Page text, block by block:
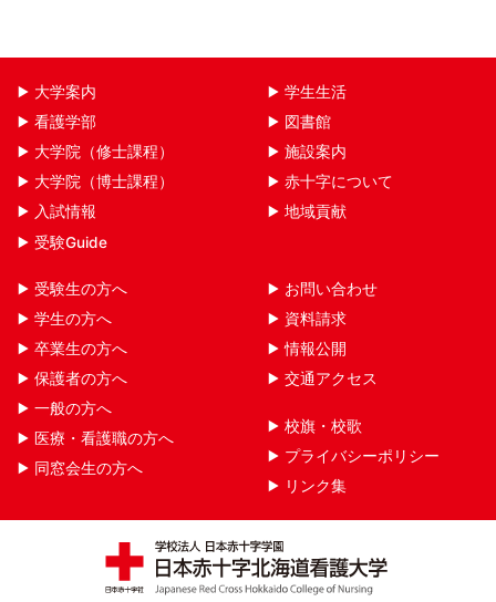
大学案内
看護学部
大学院（修士課程）
大学院（博士課程）
入試情報
受験Guide
学生生活
図書館
施設案内
赤十字について
地域貢献
受験生の方へ
学生の方へ
卒業生の方へ
保護者の方へ
一般の方へ
医療・看護職の方へ
同窓会生の方へ
お問い合わせ
資料請求
情報公開
交通アクセス
校旗・校歌
プライバシーポリシー
リンク集